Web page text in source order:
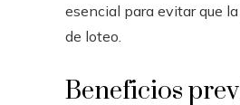
esencial para evitar que
de loteo.
Beneficios